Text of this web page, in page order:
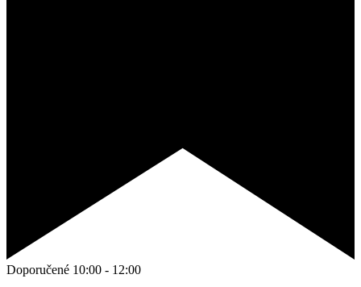
Doporučené 10:00 - 12:00